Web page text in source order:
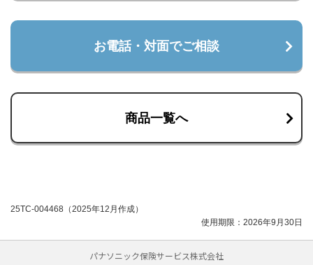
お電話・対面でご相談
商品一覧へ
25TC-004468（2025年12月作成）
使用期限：2026年9月30日
パナソニック保険サービス株式会社